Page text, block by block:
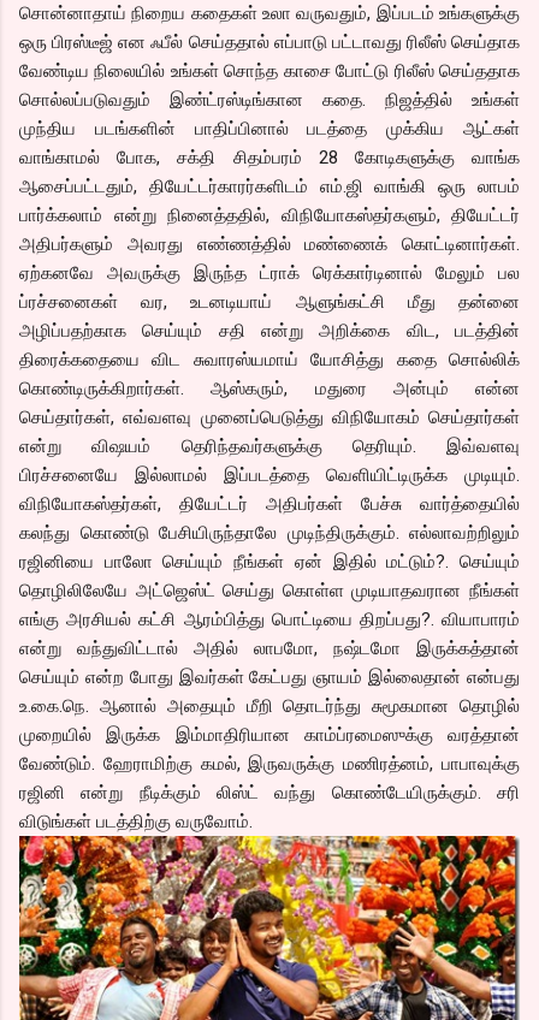
சொன்னாதாய் நிறைய கதைகள் உலா வருவதும், இப்படம் உங்களுக்கு
ஒரு பிரஸ்டீஜ் என ஃபீல் செய்ததால் எப்பாடு பட்டாவது ரிலீஸ் செய்தாக
வேண்டிய நிலையில் உங்கள் சொந்த காசை போட்டு ரிலீஸ் செய்ததாக
சொல்லப்படுவதும் இண்ட்ரஸ்டிங்கான கதை. நிஜத்தில் உங்கள்
முந்திய படங்களின் பாதிப்பினால் படத்தை முக்கிய ஆட்கள்
வாங்காமல் போக, சக்தி சிதம்பரம் 28 கோடிகளுக்கு வாங்க
ஆசைப்பட்டதும், தியேட்டர்காரர்களிடம் எம்.ஜி வாங்கி ஒரு லாபம்
பார்க்கலாம் என்று நினைத்ததில், விநியோகஸ்தர்களும், தியேட்டர்
அதிபர்களும் அவரது எண்ணத்தில் மண்ணைக் கொட்டினார்கள்.
ஏற்கனவே அவருக்கு இருந்த ட்ராக் ரெக்கார்டினால் மேலும் பல
ப்ரச்சனைகள் வர, உடனடியாய் ஆளுங்கட்சி மீது தன்னை
அழிப்பதற்காக செய்யும் சதி என்று அறிக்கை விட, படத்தின்
திரைக்கதையை விட சுவாரஸ்யமாய் யோசித்து கதை சொல்லிக்
கொண்டிருக்கிறார்கள். ஆஸ்கரும், மதுரை அன்பும் என்ன
செய்தார்கள், எவ்வளவு முனைப்பெடுத்து விநியோகம் செய்தார்கள்
என்று விஷயம் தெரிந்தவர்களுக்கு தெரியும். இவ்வளவு
பிரச்சனையே இல்லாமல் இப்படத்தை வெளியிட்டிருக்க முடியும்.
விநியோகஸ்தர்கள், தியேட்டர் அதிபர்கள் பேச்சு வார்த்தையில்
கலந்து கொண்டு பேசியிருந்தாலே முடிந்திருக்கும். எல்லாவற்றிலும்
ரஜினியை பாலோ செய்யும் நீங்கள் ஏன் இதில் மட்டும்?. செய்யும்
தொழிலிலேயே அட்ஜெஸ்ட் செய்து கொள்ள முடியாதவரான நீங்கள்
எங்கு அரசியல் கட்சி ஆரம்பித்து பொட்டியை திறப்பது?. வியாபாரம்
என்று வந்துவிட்டால் அதில் லாபமோ, நஷ்டமோ இருக்கத்தான்
செய்யும் என்ற போது இவர்கள் கேட்பது ஞாயம் இல்லைதான் என்பது
உ.கை.நெ. ஆனால் அதையும் மீறி தொடர்ந்து சுமூகமான தொழில்
முறையில் இருக்க இம்மாதிரியான காம்ப்ரமைஸுக்கு வரத்தான்
வேண்டும். ஹேராமிற்கு கமல், இருவருக்கு மணிரத்னம், பாபாவுக்கு
ரஜினி என்று நீடிக்கும் லிஸ்ட் வந்து கொண்டேயிருக்கும். சரி
விடுங்கள் படத்திற்கு வருவோம்.